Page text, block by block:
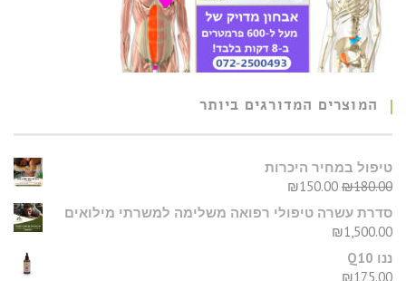
המוצרים המדורגים ביותר
טיפול במחיר היכרות
₪180.00
₪150.00
סדרת עשרה טיפולי רפואה משלימה למשרתי מילואים
₪1,500.00
ננו Q10
₪175.00